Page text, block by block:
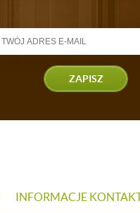
ZAPISZ
INFORMACJE